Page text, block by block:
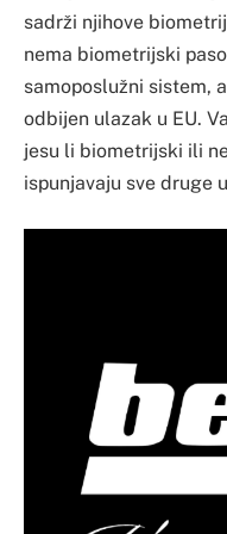
sadrži njihove
nema biometrijski
samoposlužni sistem,
odbijen ulazak u EU.
jesu li biometrijski ili
ispunjavaju sve druge